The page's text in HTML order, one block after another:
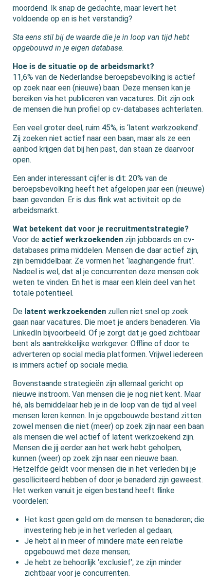
moordend. Ik snap de gedachte, maar levert het
voldoende op en is het verstandig?
Sta eens stil bij de waarde die je in loop van tijd hebt
opgebouwd in je eigen database.
Hoe is de situatie op de arbeidsmarkt?
11,6% van de Nederlandse beroepsbevolking is actief
op zoek naar een (nieuwe) baan. Deze mensen kan je
bereiken via het publiceren van vacatures. Dit zijn ook
de mensen die hun profiel op cv-databases achterlaten.
Een veel groter deel, ruim 45%, is ‘latent werkzoekend’.
Zij zoeken niet actief naar een baan, maar als ze een
aanbod krijgen dat bij hen past, dan staan ze daarvoor
open.
Een ander interessant cijfer is dit: 20% van de
beroepsbevolking heeft het afgelopen jaar een (nieuwe)
baan gevonden. Er is dus flink wat activiteit op de
arbeidsmarkt.
Wat betekent dat voor je recruitmentstrategie?
Voor de actief werkzoekenden zijn jobboards en cv-
databases prima middelen. Mensen die daar actief zijn,
zijn bemiddelbaar. Ze vormen het ‘laaghangende fruit’.
Nadeel is wel, dat al je concurrenten deze mensen ook
weten te vinden. En het is maar een klein deel van het
totale potentieel.
De latent werkzoekenden zullen niet snel op zoek
gaan naar vacatures. Die moet je anders benaderen. Via
LinkedIn bijvoorbeeld. Of je zorgt dat je goed zichtbaar
bent als aantrekkelijke werkgever. Offline of door te
adverteren op social media platformen. Vrijwel iedereen
is immers actief op sociale media.
Bovenstaande strategieën zijn allemaal gericht op
nieuwe instroom. Van mensen die je nog niet kent. Maar
hé, als bemiddelaar heb je in de loop van de tijd al veel
mensen leren kennen. In je opgebouwde bestand zitten
zowel mensen die niet (meer) op zoek zijn naar een baan
als mensen die wel actief of latent werkzoekend zijn.
Mensen die jij eerder aan het werk hebt geholpen,
kunnen (weer) op zoek zijn naar een nieuwe baan.
Hetzelfde geldt voor mensen die in het verleden bij je
gesolliciteerd hebben of door je benaderd zijn geweest.
Het werken vanuit je eigen bestand heeft flinke
voordelen:
Het kost geen geld om de mensen te benaderen; die
investering heb je in het verleden al gedaan;
Je hebt al in meer of mindere mate een relatie
opgebouwd met deze mensen;
Je hebt ze behoorlijk ‘exclusief’; ze zijn minder
zichtbaar voor je concurrenten.